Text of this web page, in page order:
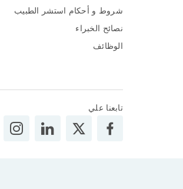
شروط و أحكام استشر الطبيب
نصائح الخبراء
الوظائف
تابعنا علي